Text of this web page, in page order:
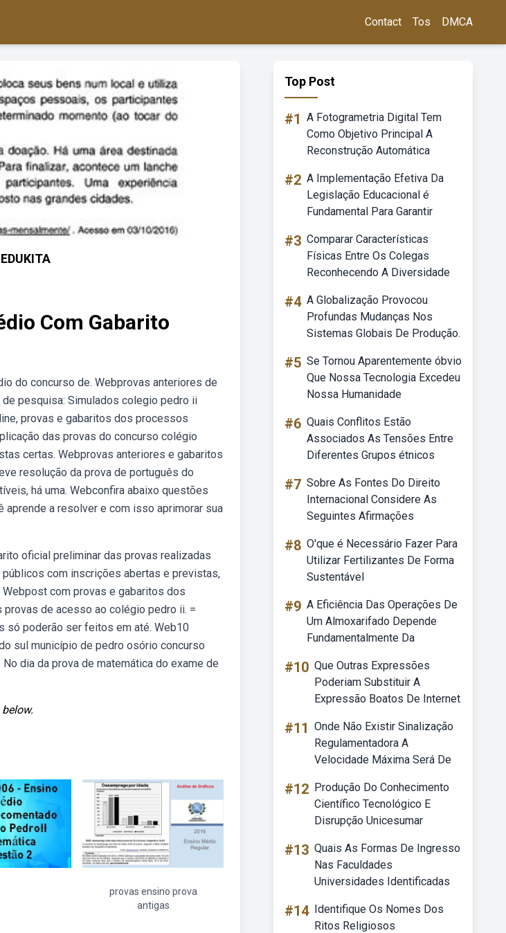
Contact Tos DMCA
Com Gabarito
do concurso de. Webprovas anteriores de
pesquisa: Simulados colegio pedro ii
provas e gabaritos dos processos
das provas do concurso colégio
certas. Webprovas anteriores e gabaritos
resolução da prova de português do
há uma. Webconfira abaixo questões
a resolver e com isso aprimorar sua
oficial preliminar das provas realizadas
com inscrições abertas e previstas,
com provas e gabaritos dos
de acesso ao colégio pedro ii. =
só poderão ser feitos em até. Web10
sul município de pedro osório concurso
dia da prova de matemática do exame de
provas ensino prova
antigas
Top Post
#1 A Fotogrametria Digital Tem
Como Objetivo Principal A
Reconstrução Automática
#2 A Implementação Efetiva Da
Legislação Educacional é
Fundamental Para Garantir
#3 Comparar Características
Físicas Entre Os Colegas
Reconhecendo A Diversidade
#4 A Globalização Provocou
Profundas Mudanças Nos
Sistemas Globais De Produção.
#5 Se Tornou Aparentemente óbvio
Que Nossa Tecnologia Excedeu
Nossa Humanidade
#6 Quais Conflitos Estão
Associados As Tensões Entre
Diferentes Grupos étnicos
#7 Sobre As Fontes Do Direito
Internacional Considere As
Seguintes Afirmações
#8 O'que é Necessário Fazer Para
Utilizar Fertilizantes De Forma
Sustentável
#9 A Eficiência Das Operações De
Um Almoxarifado Depende
Fundamentalmente Da
#10 Que Outras Expressões
Poderiam Substituir A
Expressão Boatos De Internet
#11 Onde Não Existir Sinalização
Regulamentadora A
Velocidade Máxima Será De
#12 Produção Do Conhecimento
Científico Tecnológico E
Disrupção Unicesumar
#13 Quais As Formas De Ingresso
Nas Faculdades
Universidades Identificadas
#14 Identifique Os Nomes Dos
Ritos Religiosos